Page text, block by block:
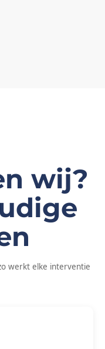
wij?
werkt elke interventie